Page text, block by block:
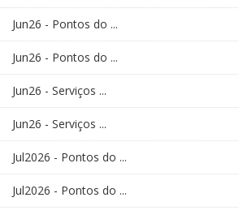
Jun26 - Pontos do ...
Jun26 - Pontos do ...
Jun26 - Serviços ...
Jun26 - Serviços ...
Jul2026 - Pontos do ...
Jul2026 - Pontos do ...